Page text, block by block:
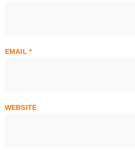
EMAIL *
WEBSITE